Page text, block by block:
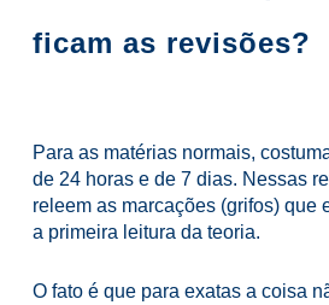
ficam as revisões?
Para as matérias normais,
de 24 horas e de 7 dias. Nessas
releem as marcações (grifos) que
a primeira leitura da teoria.
O fato é que para exatas a coisa